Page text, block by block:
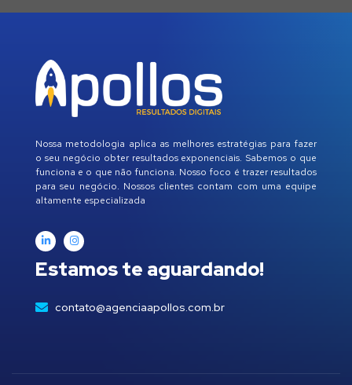
Nossa metodologia aplica as melhores estratégias para fazer
o seu negócio obter resultados exponenciais. Sabemos o que
funciona e o que não funciona. Nosso foco é trazer resultados
para seu negócio. Nossos clientes contam com uma equipe
altamente especializada
Estamos te aguardando!
contato@agenciaapollos.com.br